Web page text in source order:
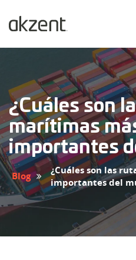
¿Cuáles son
marítimas
importantes
Blog
¿Cuáles son las
importantes del